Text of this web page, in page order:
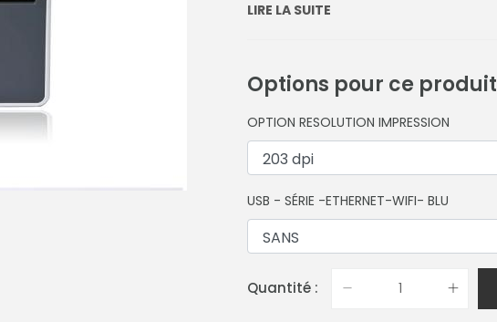
LIRE LA SUITE
Options pour ce produit
OPTION RESOLUTION IMPRESSION
USB - SÉRIE -ETHERNET-WIFI- BLU
Quantité :